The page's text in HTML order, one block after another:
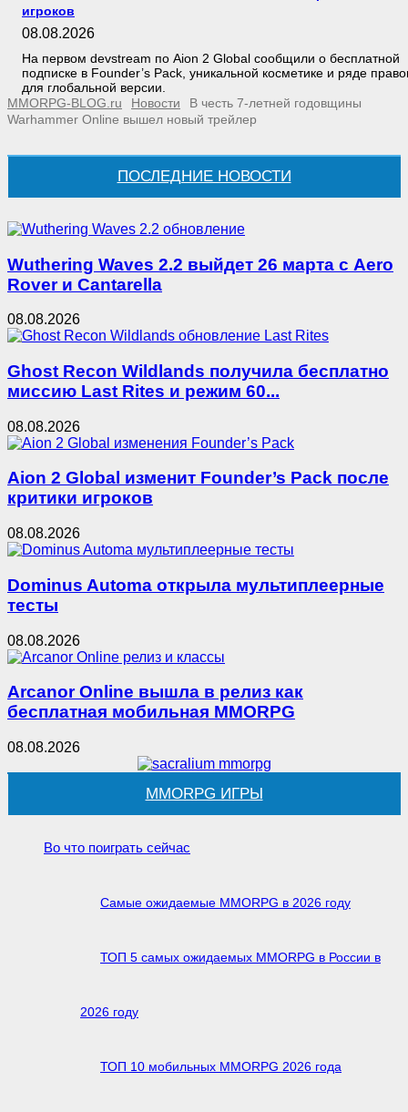
игроков
08.08.2026
На первом devstream по Aion 2 Global сообщили о бесплатной
подписке в Founder’s Pack, уникальной косметике и ряде
для глобальной версии.
MMORPG-BLOG.ru
Новости
В честь 7-летней годовщины
Warhammer Online вышел новый трейлер
ПОСЛЕДНИЕ НОВОСТИ
Wuthering Waves 2.2 выйдет 26 марта с Aero
Rover и Cantarella
08.08.2026
Ghost Recon Wildlands получила бесплатно
миссию Last Rites и режим 60...
08.08.2026
Aion 2 Global изменит Founder’s Pack после
критики игроков
08.08.2026
Dominus Automa открыла мультиплеерные
тесты
08.08.2026
Arcanor Online вышла в релиз как
бесплатная мобильная MMORPG
08.08.2026
MMORPG ИГРЫ
Во что поиграть сейчас
Самые ожидаемые MMORPG в 2026 году
ТОП 5 самых ожидаемых MMORPG в России в
2026 году
ТОП 10 мобильных MMORPG 2026 года